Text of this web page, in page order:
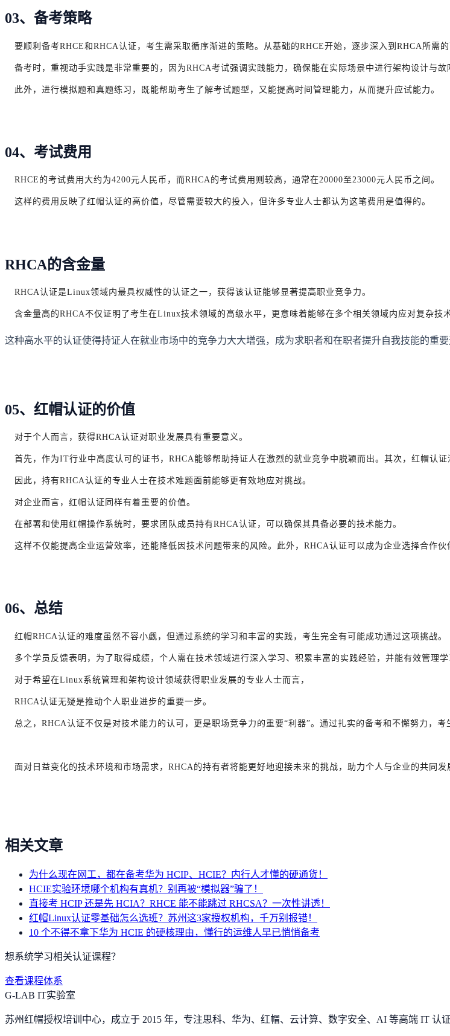
03、备考策略
要顺利备考RHCE和RHCA认证，考生需采取循序渐进的策略。从基础的RHCE开始，逐步深入到RHCA所需的
备考时，重视动手实践是非常重要的，因为RHCA考试强调实践能力，确保能在实际场景中进行架构设计与故
此外，进行模拟题和真题练习，既能帮助考生了解考试题型，又能提高时间管理能力，从而提升应试能力。
04、考试费用
RHCE的考试费用大约为4200元人民币，而RHCA的考试费用则较高，通常在20000至23000元人民币之间。
这样的费用反映了红帽认证的高价值，尽管需要较大的投入，但许多专业人士都认为这笔费用是值得的。
RHCA的含金量
RHCA认证是Linux领域内最具权威性的认证之一，获得该认证能够显著提高职业竞争力。
含金量高的RHCA不仅证明了考生在Linux技术领域的高级水平，更意味着能够在多个相关领域内应对复杂技术
这种高水平的认证使得持证人在就业市场中的竞争力大大增强，成为求职者和在职者提升自我技能的重要
05、红帽认证的价值
对于个人而言，获得RHCA认证对职业发展具有重要意义。
首先，作为IT行业中高度认可的证书，RHCA能够帮助持证人在激烈的就业竞争中脱颖而出。其次，红帽认
因此，持有RHCA认证的专业人士在技术难题面前能够更有效地应对挑战。
对企业而言，红帽认证同样有着重要的价值。
在部署和使用红帽操作系统时，要求团队成员持有RHCA认证，可以确保其具备必要的技术能力。
这样不仅能提高企业运营效率，还能降低因技术问题带来的风险。此外，RHCA认证可以成为企业选择合作
06、总结
红帽RHCA认证的难度虽然不容小觑，但通过系统的学习和丰富的实践，考生完全有可能成功通过这项挑战。
多个学员反馈表明，为了取得成绩，个人需在技术领域进行深入学习、积累丰富的实践经验，并能有效管理学
对于希望在Linux系统管理和架构设计领域获得职业发展的专业人士而言，
RHCA认证无疑是推动个人职业进步的重要一步。
总之，RHCA认证不仅是对技术能力的认可，更是职场竞争力的重要“利器”。通过扎实的备考和不懈努力，考
面对日益变化的技术环境和市场需求，RHCA的持有者将能更好地迎接未来的挑战，助力个人与企业的共同发
相关文章
为什么现在网工，都在备考华为 HCIP、HCIE？内行人才懂的硬通货！
HCIE实验环境哪个机构有真机？别再被“模拟器”骗了！
直接考 HCIP 还是先 HCIA？RHCE 能不能跳过 RHCSA？一次性讲透！
红帽Linux认证零基础怎么选班？苏州这3家授权机构，千万别报错！
10 个不得不拿下华为 HCIE 的硬核理由，懂行的运维人早已悄悄备考
想系统学习相关认证课程？
查看课程体系
G-LAB IT实验室
苏州红帽授权培训中心，成立于 2015 年，专注思科、华为、红帽、云计算、数字安全、AI 等高端 IT 认